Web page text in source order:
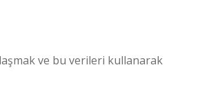
ve bu verileri kullanarak